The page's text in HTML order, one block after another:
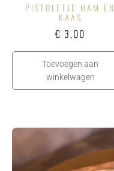
PISTOLETJE HAM EN
KAAS
€ 3,00
Toevoegen aan
winkelwagen